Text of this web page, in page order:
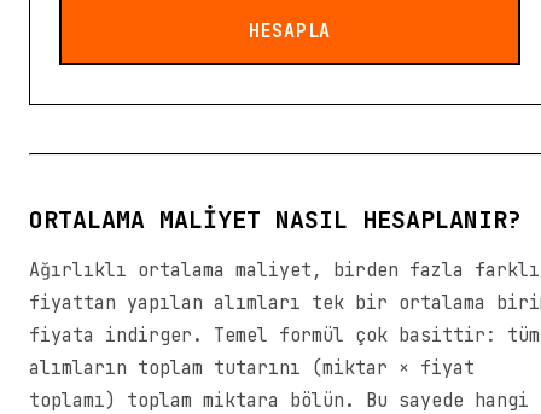
HESAPLA
ORTALAMA MALIYET NASIL HESAPLANIR?
Ağırlıklı ortalama maliyet, birden fazla farklı
fiyattan yapılan alımları tek bir ortalama
fiyata indirger. Temel formül çok basittir: tüm
alımların toplam tutarını (miktar × fiyat
toplamı) toplam miktara bölün. Bu sayede hangi